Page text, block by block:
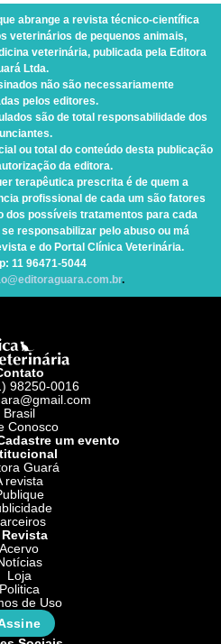
abrange a revista técnico-científica
veterinários de pequenos animais,
veterinária, publicada pela Editora
Ltda.
não são necessariamente
pelos editores.
são de total responsabilidade dos
ou total do conteúdo desta publicação
da editora.
terapêutica prescrita é de quem a
profissional de cada um são fatores
dos possíveis tratamentos para cada
responsabilizar pelo abuso ou má
e do Portal Clínica Veterinária.
: 11 96471-5044
.
98250-0016
Brasil
Conosco
um evento
Guará
revista
Revista
Acervo
Loja
Politica
de Uso